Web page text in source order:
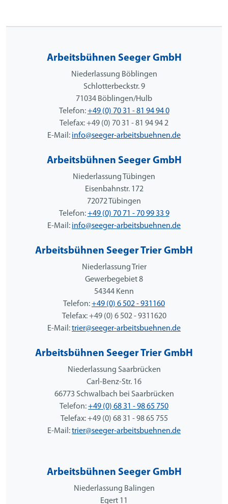
Arbeitsbühnen Seeger GmbH
Niederlassung Böblingen
Schlotterbeckstr. 9
71034 Böblingen/Hulb
Telefon:+49 (0) 70 31 - 81 94 94 0
Telefax: +49 (0) 70 31 - 81 94 94 2
E-Mail: info@seeger-arbeitsbuehnen.de
Arbeitsbühnen Seeger GmbH
Niederlassung Tübingen
Eisenbahnstr. 172
72072 Tübingen
Telefon:+49 (0) 70 71 - 70 99 33 9
E-Mail: info@seeger-arbeitsbuehnen.de
Arbeitsbühnen Seeger Trier GmbH
Niederlassung Trier
Gewerbegebiet 8
54344 Kenn
Telefon:+49 (0) 6 502 - 931160
Telefax: +49 (0) 6 502 - 9311620
E-Mail:trier@seeger-arbeitsbuehnen.de
Arbeitsbühnen Seeger Trier GmbH
Niederlassung Saarbrücken
Carl-Benz-Str. 16
66773 Schwalbach bei Saarbrücken
Telefon:+49 (0) 68 31 - 98 65 750
Telefax: +49 (0) 68 31 - 98 65 755
E-Mail:trier@seeger-arbeitsbuehnen.de
Arbeitsbühnen Seeger GmbH
Niederlassung Balingen
Egert 11